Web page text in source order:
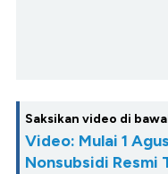
Saksikan video di
Video: Mulai 1
Nonsubsidi Resmi